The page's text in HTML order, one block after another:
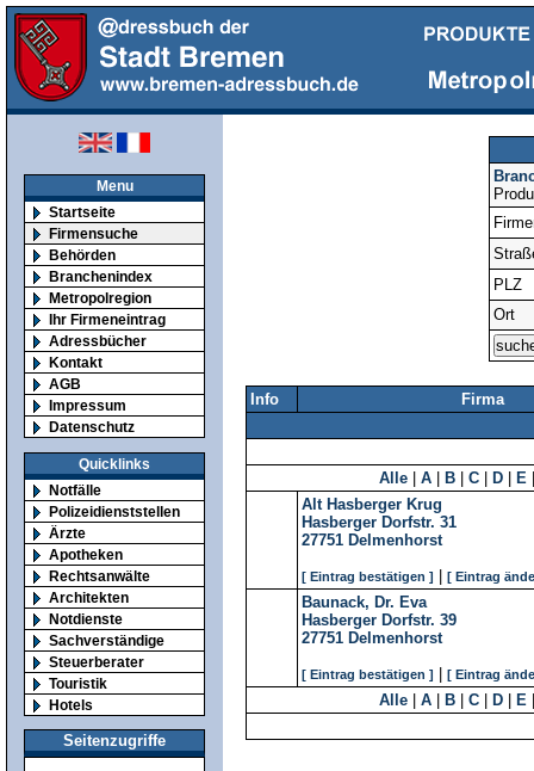
Menu
Startseite
Firmensuche
Behörden
Branchenindex
Metropolregion
Ihr Firmeneintrag
Adressbücher
Kontakt
AGB
Impressum
Datenschutz
Quicklinks
Notfälle
Polizeidienststellen
Ärzte
Apotheken
Rechtsanwälte
Architekten
Notdienste
Sachverständige
Steuerberater
Touristik
Hotels
Seitenzugriffe
PLZ
Ort
Info Firma
Alle A B C D E
Alt Hasberger Krug
Hasberger Dorfstr. 31
27751 Delmenhorst
[ Eintrag bestätigen ] [ Eintrag
Baunack, Dr. Eva
Hasberger Dorfstr. 39
27751 Delmenhorst
[ Eintrag bestätigen ] [ Eintrag
Alle A B C D E